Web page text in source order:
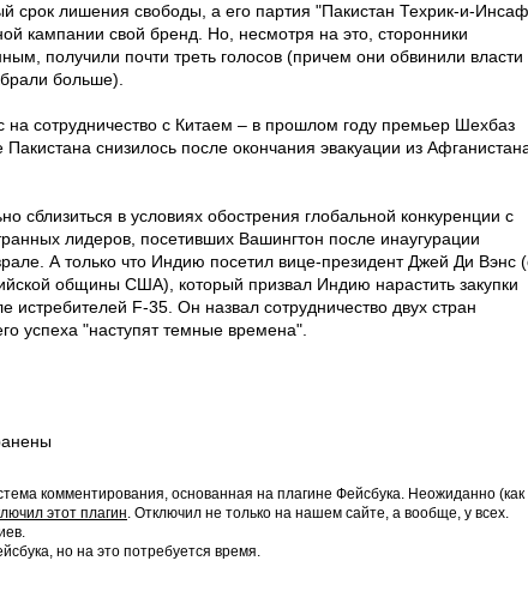
срок лишения свободы, а его партия "Пакистан Техрик-и-
кампании свой бренд. Но, несмотря на это, сторонники
получили почти треть голосов (причем они обвинили власти
больше).
на сотрудничество с Китаем – в прошлом году премьер Шехбаз
снизилось после окончания эвакуации из
сблизиться в условиях обострения глобальной конкуренции с
лидеров, посетивших Вашингтон после инаугурации
А только что Индию посетил вице-президент Джей Ди Вэнс
общины США), который призвал Индию нарастить закупки
истребителей F-35. Он назвал сотрудничество двух стран
успеха "наступят темные времена".
комментирования, основанная на плагине Фейсбука. Неожиданно (как
этот плагин. Отключил не только на нашем сайте, а вообще, у всех.
но на это потребуется время.